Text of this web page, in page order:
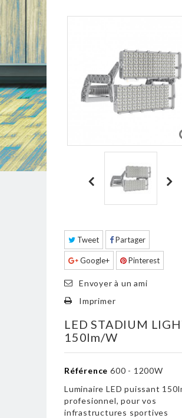
Tweet Partager
Google+ Pinterest
Envoyer à un ami
Imprimer
LED STADIUM
150lm/W
Référence 600 - 1200W
Luminaire LED puissant
profesionnel, pour vos
infrastructures sportives